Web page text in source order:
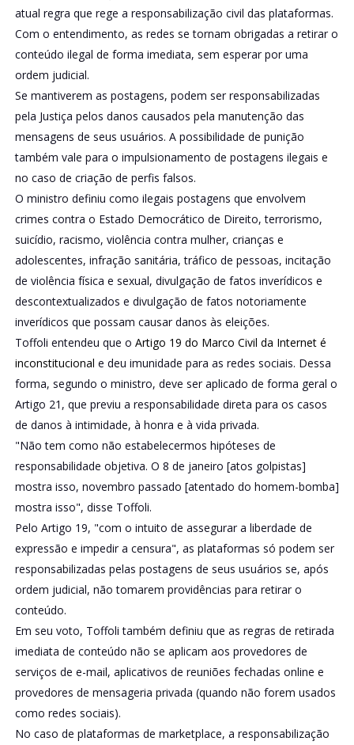
atual regra que rege a responsabilização civil das plataformas.
Com o entendimento, as redes se tornam obrigadas a retirar o
conteúdo ilegal de forma imediata, sem esperar por uma
ordem judicial.
Se mantiverem as postagens, podem ser responsabilizadas
pela Justiça pelos danos causados pela manutenção das
mensagens de seus usuários. A possibilidade de punição
também vale para o impulsionamento de postagens ilegais e
no caso de criação de perfis falsos.
O ministro definiu como ilegais postagens que envolvem
crimes contra o Estado Democrático de Direito, terrorismo,
suicídio, racismo, violência contra mulher, crianças e
adolescentes, infração sanitária, tráfico de pessoas, incitação
de violência física e sexual, divulgação de fatos inverídicos e
descontextualizados e divulgação de fatos notoriamente
inverídicos que possam causar danos às eleições.
Toffoli entendeu que o Artigo 19 do Marco Civil da Internet é
inconstitucional e deu imunidade para as redes sociais. Dessa
forma, segundo o ministro, deve ser aplicado de forma geral o
Artigo 21, que previu a responsabilidade direta para os casos
de danos à intimidade, à honra e à vida privada.
"Não tem como não estabelecermos hipóteses de
responsabilidade objetiva. O 8 de janeiro [atos golpistas]
mostra isso, novembro passado [atentado do homem-bomba]
mostra isso", disse Toffoli.
Pelo Artigo 19, "com o intuito de assegurar a liberdade de
expressão e impedir a censura", as plataformas só podem ser
responsabilizadas pelas postagens de seus usuários se, após
ordem judicial, não tomarem providências para retirar o
conteúdo.
Em seu voto, Toffoli também definiu que as regras de retirada
imediata de conteúdo não se aplicam aos provedores de
serviços de e-mail, aplicativos de reuniões fechadas online e
provedores de mensageria privada (quando não forem usados
como redes sociais).
No caso de plataformas de marketplace, a responsabilização